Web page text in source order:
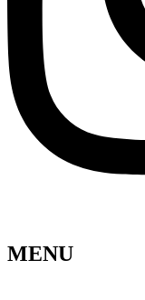
MENU